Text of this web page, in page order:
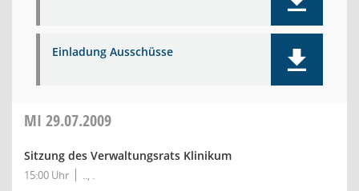
Einladung Ausschüsse
MI 29.07.2009
Sitzung des Verwaltungsrats Klinikum
15:00 Uhr .., .